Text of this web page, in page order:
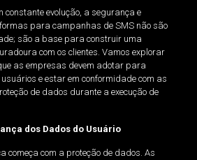
constante evolução, a segurança e
para campanhas de SMS não são
são a base para construir uma
com os clientes. Vamos explorar
as empresas devem adotar para
e estar em conformidade com as
de dados durante a execução de
dos Dados do Usuário
começa com a proteção de dados. As